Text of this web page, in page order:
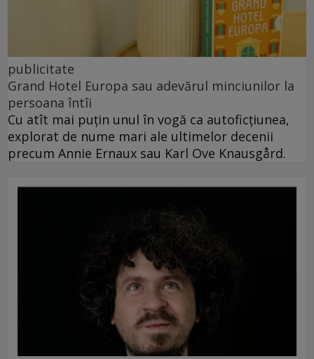
publicitate
Grand Hotel Europa sau adevărul minciunilor la
persoana întîi
Cu atît mai puțin unul în vogă ca autoficțiunea,
explorat de nume mari ale ultimelor decenii
precum Annie Ernaux sau Karl Ove Knausgård.